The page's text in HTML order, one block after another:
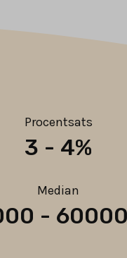
Procentsats
3 - 4%
Median
-